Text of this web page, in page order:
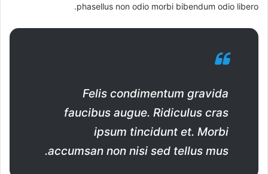
phasellus non odio morbi bibendum odio libero.
Felis condimentum gravida
faucibus augue. Ridiculus cras
ipsum tincidunt et. Morbi
accumsan non nisi sed tellus mus.